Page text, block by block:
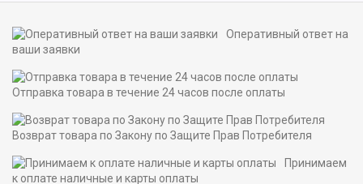
Оперативный ответ на
ваши заявки
Отправка товара в течение 24 часов после оплаты
Возврат товара по Закону по Защите Прав Потребителя
Принимаем
к оплате наличные и карты оплаты